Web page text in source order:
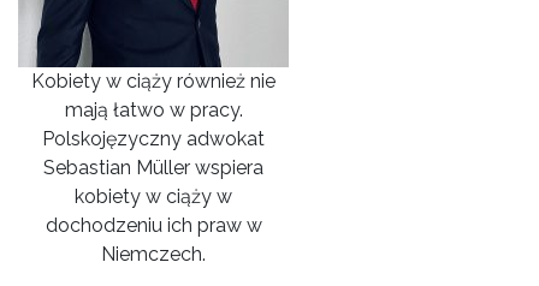
Kobiety w ciąży również nie
mają łatwo w pracy.
Polskojęzyczny adwokat
Sebastian Müller wspiera
kobiety w ciąży w
dochodzeniu ich praw w
Niemczech.